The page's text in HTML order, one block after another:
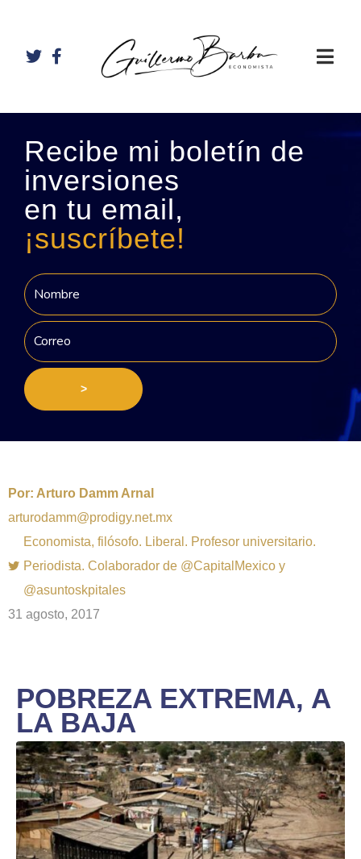
Recibe mi boletín de
inversiones
en tu email,
¡suscríbete!
>
Por: Arturo Damm Arnal
arturodamm@prodigy.net.mx
Economista, filósofo. Liberal. Profesor universitario.
Periodista. Colaborador de @CapitalMexico y
@asuntoskpitales
31 agosto, 2017
POBREZA EXTREMA, A
LA BAJA